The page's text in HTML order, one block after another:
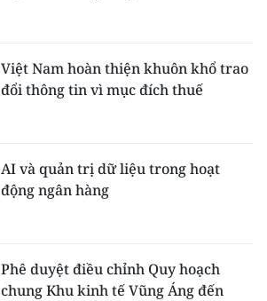
Việt Nam hoàn thiện khuôn khổ trao
đổi thông tin vì mục đích thuế
AI và quản trị dữ liệu trong hoạt
động ngân hàng
Phê duyệt điều chỉnh Quy hoạch
chung Khu kinh tế Vũng Áng đến